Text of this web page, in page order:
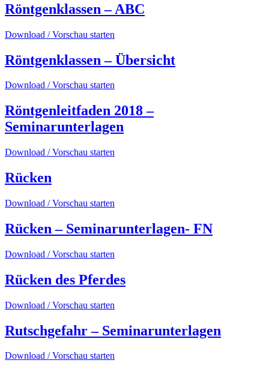
Röntgenklassen – ABC
Download / Vorschau starten
Röntgenklassen – Übersicht
Download / Vorschau starten
Röntgenleitfaden 2018 –
Seminarunterlagen
Download / Vorschau starten
Rücken
Download / Vorschau starten
Rücken – Seminarunterlagen- FN
Download / Vorschau starten
Rücken des Pferdes
Download / Vorschau starten
Rutschgefahr – Seminarunterlagen
Download / Vorschau starten